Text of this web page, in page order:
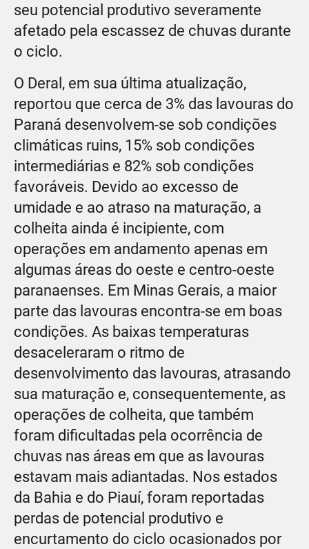
seu potencial produtivo severamente
afetado pela escassez de chuvas durante
o ciclo.
O Deral, em sua última atualização,
reportou que cerca de 3% das lavouras do
Paraná desenvolvem-se sob condições
climáticas ruins, 15% sob condições
intermediárias e 82% sob condições
favoráveis. Devido ao excesso de
umidade e ao atraso na maturação, a
colheita ainda é incipiente, com
operações em andamento apenas em
algumas áreas do oeste e centro-oeste
paranaenses. Em Minas Gerais, a maior
parte das lavouras encontra-se em boas
condições. As baixas temperaturas
desaceleraram o ritmo de
desenvolvimento das lavouras, atrasando
sua maturação e, consequentemente, as
operações de colheita, que também
foram dificultadas pela ocorrência de
chuvas nas áreas em que as lavouras
estavam mais adiantadas. Nos estados
da Bahia e do Piauí, foram reportadas
perdas de potencial produtivo e
encurtamento do ciclo ocasionados por